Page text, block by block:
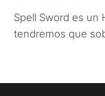
Spell Sword es un
tendremos que